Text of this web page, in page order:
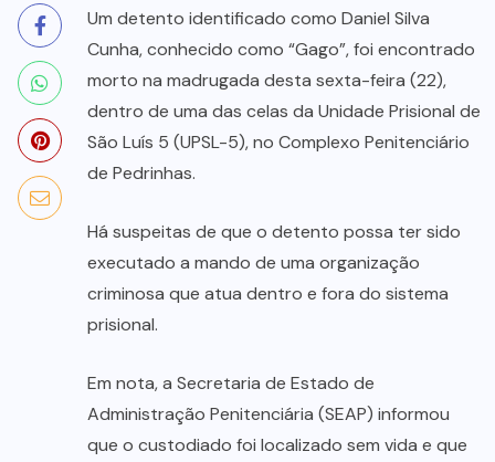
Um detento identificado como Daniel Silva
Cunha, conhecido como “Gago”, foi encontrado
morto na madrugada desta sexta-feira (22),
dentro de uma das celas da Unidade Prisional de
São Luís 5 (UPSL-5), no Complexo Penitenciário
de Pedrinhas.
Há suspeitas de que o detento possa ter sido
executado a mando de uma organização
criminosa que atua dentro e fora do sistema
prisional.
Em nota, a Secretaria de Estado de
Administração Penitenciária (SEAP) informou
que o custodiado foi localizado sem vida e que